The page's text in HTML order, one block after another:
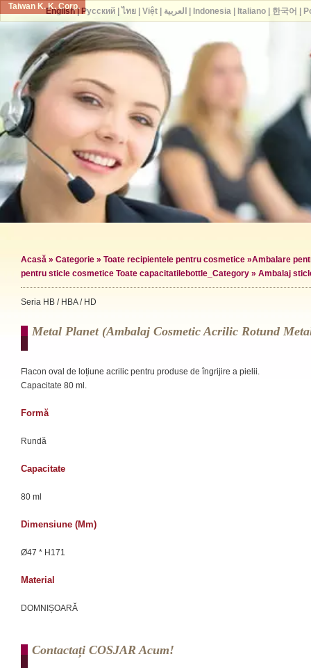
Taiwan K. K. Corp.
Acasă » Categorie » Toate recipientele pentru cosmetice »Ambalare
pentru sticle cosmetice Toate capacitatilebottle_Category » Ambalaj
Seria HB / HBA / HD
Metal Planet (ambalaj Cosmetic Acrilic Rotund
Flacon oval de loțiune acrilic pentru produse de îngrijire a pielii.
Capacitate 80 ml.
Formă
Rundă
Capacitate
80 ml
Dimensiune (mm)
Ø47 * H171
Material
DOMNIȘOARĂ
Contactați COSJAR Acum!
English| Русский| ไทย| Việt| العربية Indonesia| Italiano| 한국어